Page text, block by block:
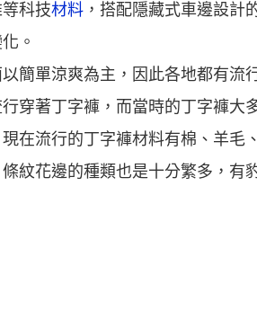
科技材料 ，搭配隱藏式車邊設計
。
簡單涼爽為主，因此各地都有流
穿著丁字褲，而當時的丁字褲大
在流行的丁字褲材料有棉、羊毛
紋花邊的種類也是十分繁多，有